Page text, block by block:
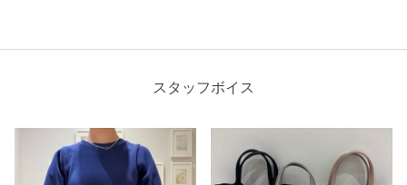
スタッフボイス